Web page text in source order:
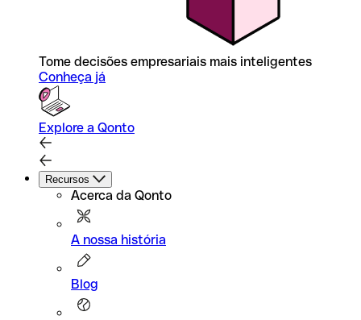
Tome decisões empresariais mais inteligentes
Conheça já
Explore a Qonto
Recursos
Acerca da Qonto
A nossa história
Blog